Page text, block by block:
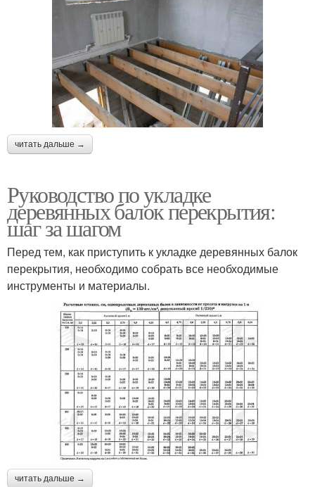
читать дальше →
Руководство по укладке
деревянных балок перекрытия:
шаг за шагом
Перед тем, как приступить к укладке деревянных балок
перекрытия, необходимо собрать все необходимые
инструменты и материалы.
читать дальше →